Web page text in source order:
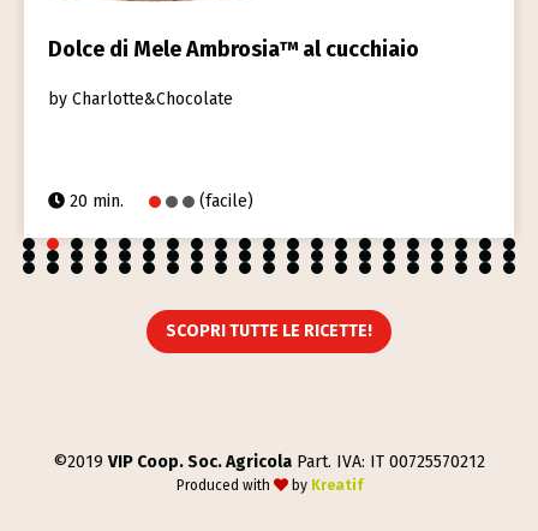
Dolce di Mele Ambrosia™ al cucchiaio
by Charlotte&Chocolate
20 min. (facile)
1 2 3 4 5 6 7 8 9 10 11 12 13 14 15 16 17 18 19 20 21
22 23 24 25 26 27 28 29 30 31 32 33 34 35 36 37 38 39 40 41 42
43 44 45 46 47 48 49 50 51 52 53 54 55 56 57 58 59 60 61 62 63
SCOPRI TUTTE LE RICETTE!
©2019 VIP Coop. Soc. Agricola Part. IVA: IT 00725570212
Produced with by Kreatif